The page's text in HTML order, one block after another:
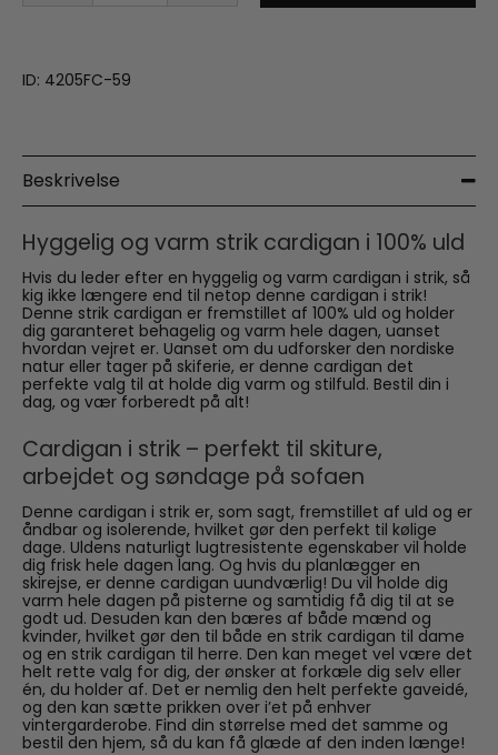
ID: 4205FC-59
Beskrivelse
Hyggelig og varm strik cardigan i 100% uld
Hvis du leder efter en hyggelig og varm cardigan i strik, så
kig ikke længere end til netop denne cardigan i strik!
Denne strik cardigan er fremstillet af 100% uld og holder
dig garanteret behagelig og varm hele dagen, uanset
hvordan vejret er. Uanset om du udforsker den nordiske
natur eller tager på skiferie, er denne cardigan det
perfekte valg til at holde dig varm og stilfuld. Bestil din i
dag, og vær forberedt på alt!
Cardigan i strik – perfekt til skiture,
arbejdet og søndage på sofaen
Denne cardigan i strik er, som sagt, fremstillet af uld og er
åndbar og isolerende, hvilket gør den perfekt til kølige
dage. Uldens naturligt lugtresistente egenskaber vil holde
dig frisk hele dagen lang. Og hvis du planlægger en
skirejse, er denne cardigan uundværlig! Du vil holde dig
varm hele dagen på pisterne og samtidig få dig til at se
godt ud. Desuden kan den bæres af både mænd og
kvinder, hvilket gør den til både en strik cardigan til dame
og en strik cardigan til herre. Den kan meget vel være det
helt rette valg for dig, der ønsker at forkæle dig selv eller
én, du holder af. Det er nemlig den helt perfekte gaveidé,
og den kan sætte prikken over i’et på enhver
vintergarderobe. Find din størrelse med det samme og
bestil den hjem, så du kan få glæde af den inden længe!